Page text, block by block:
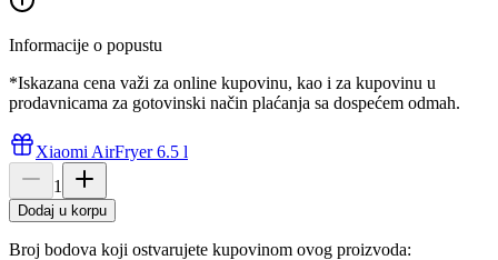
Informacije o popustu
*Iskazana cena važi za online kupovinu, kao i za kupovinu u
prodavnicama za gotovinski način plaćanja sa dospećem odmah.
Xiaomi AirFryer 6.5 l
1
Dodaj u korpu
Broj bodova koji ostvarujete kupovinom ovog proizvoda: